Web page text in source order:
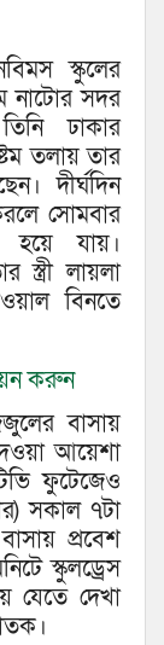
স্কুলের
নাটোর সদর
ঢাকার
তলায় তার
দীর্ঘদিন
সোমবার
যায়।
লায়লা
বিনতে
করুন
বাসায়
আয়েশা
ফুটেজেও
সকাল ৭টা
প্রবেশ
স্কুলড্রেস
যেতে দেখা